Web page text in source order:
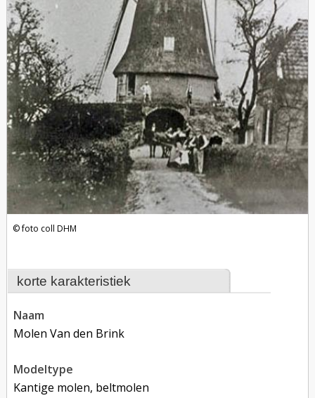
korte karakteristiek
naam
Molen Van den Brink
modeltype
Kantige molen, beltmolen
foto coll DHM